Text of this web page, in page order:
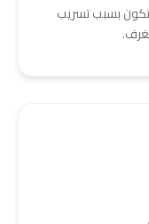
تكون بسبب تسريب